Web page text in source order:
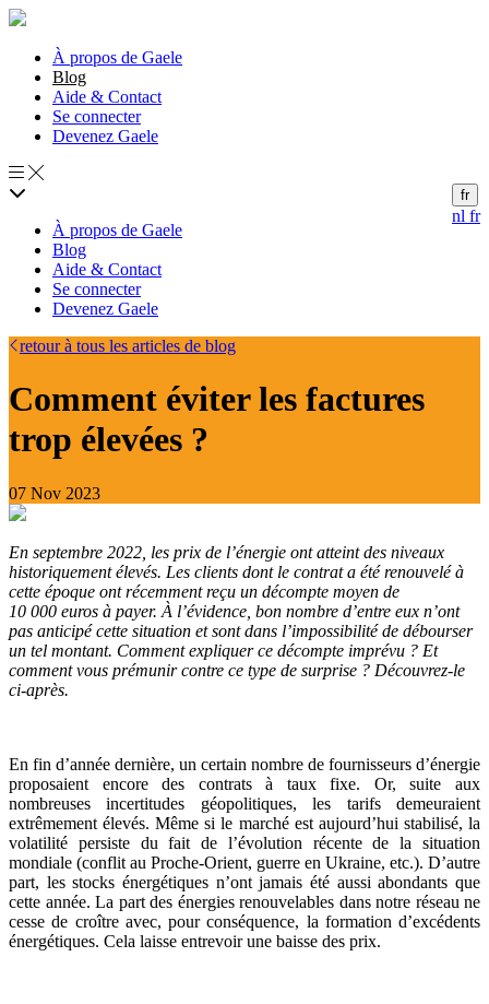
À propos de Gaele
Blog
Aide & Contact
Se connecter
Devenez Gaele
fr
nl fr
À propos de Gaele
Blog
Aide & Contact
Se connecter
Devenez Gaele
retour à tous les articles de blog
Comment éviter les factures
trop élevées ?
07 Nov 2023
En septembre 2022, les prix de l’énergie ont atteint des niveaux
historiquement élevés. Les clients dont le contrat a été renouvelé à
cette époque ont récemment reçu un décompte moyen de
10 000 euros à payer. À l’évidence, bon nombre d’entre eux n’ont
pas anticipé cette situation et sont dans l’impossibilité de débourser
un tel montant. Comment expliquer ce décompte imprévu ? Et
comment vous prémunir contre ce type de surprise ? Découvrez-le
ci-après.
En fin d’année dernière, un certain nombre de fournisseurs d’énergie
proposaient encore des contrats à taux fixe. Or, suite aux
nombreuses incertitudes géopolitiques, les tarifs demeuraient
extrêmement élevés. Même si le marché est aujourd’hui stabilisé, la
volatilité persiste du fait de l’évolution récente de la situation
mondiale (conflit au Proche-Orient, guerre en Ukraine, etc.). D’autre
part, les stocks énergétiques n’ont jamais été aussi abondants que
cette année. La part des énergies renouvelables dans notre réseau ne
cesse de croître avec, pour conséquence, la formation d’excédents
énergétiques. Cela laisse entrevoir une baisse des prix.